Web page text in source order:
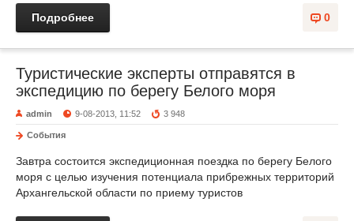
0
Подробнее
Туристические эксперты отправятся в
экспедицию по берегу Белого моря
admin 9-08-2013, 11:52 3 948
События
Завтра состоится экспедиционная поездка по берегу Белого
моря с целью изучения потенциала прибрежных территорий
Архангельской области по приему туристов